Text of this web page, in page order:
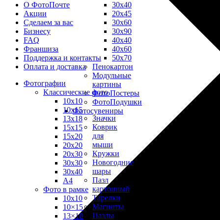
30х40
20х45
30х60
30х90
40х40
40х60
50х70
Пенокартон
Модульные
картины
ФотоПостеры
ФотоПодушки
Фотоcувениры
Значки
Коврик
для
мыши
Кружки
Новогодние
шары
Пазл
картонный
Тарелки
Магниты
Пазлы
О ФотоПочте
Акции
Сделаем за вас
Бизнесу
FAQ
Франшиза
Поддержка и контакты
Оплата и доставка
Фотографии
Классические фото
10х10
10х15
13х18
15х15
15х20
20х20
20х30
30х30
30х40
А4
Фото в рамке
10х10
10×15
13×18